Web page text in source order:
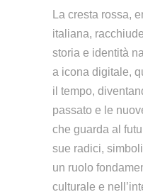
La cresta rossa,
italiana,
storia e identità
a icona digitale,
il tempo,
passato e le
che guarda al
sue radici,
un ruolo
culturale e